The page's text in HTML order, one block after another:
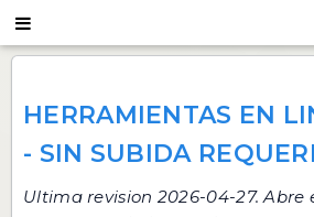
HERRAMIENTAS EN
- SIN SUBIDA
Ultima revision 2026-04-27. Abre